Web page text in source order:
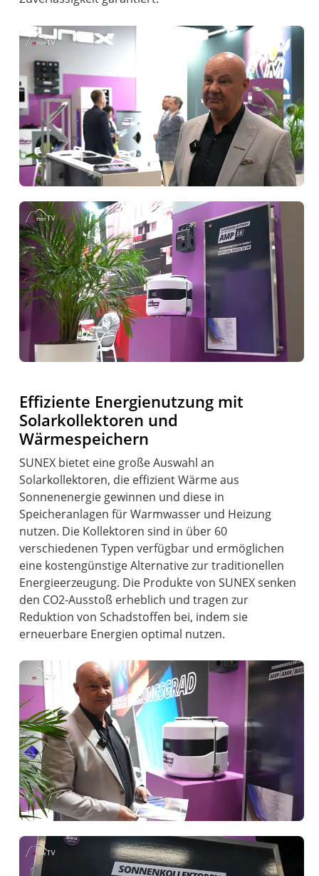
Effiziente Energienutzung mit
Solarkollektoren und
Wärmespeichern
SUNEX bietet eine große Auswahl an
Solarkollektoren, die effizient Wärme aus
Sonnenenergie gewinnen und diese in
Speicheranlagen für Warmwasser und Heizung
nutzen. Die Kollektoren sind in über 60
verschiedenen Typen verfügbar und ermöglichen
eine kostengünstige Alternative zur traditionellen
Energieerzeugung. Die Produkte von SUNEX senken
den CO2-Ausstoß erheblich und tragen zur
Reduktion von Schadstoffen bei, indem sie
erneuerbare Energien optimal nutzen.